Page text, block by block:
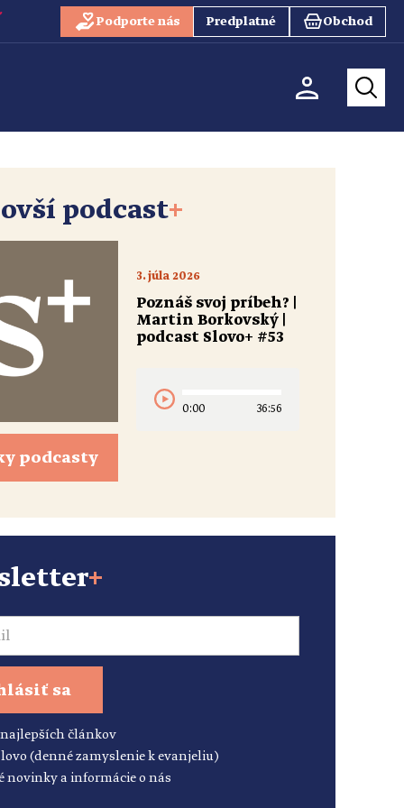
Podporte nás Predplatné Obchod
podcast+
podcasty
3. júla 2026
Poznáš svoj príbeh? |
Martin Borkovský |
podcast Slovo+ #53
0:00 36:56
+
sa
článkov
(denné zamyslenie k evanjeliu)
novinky a informácie o nás